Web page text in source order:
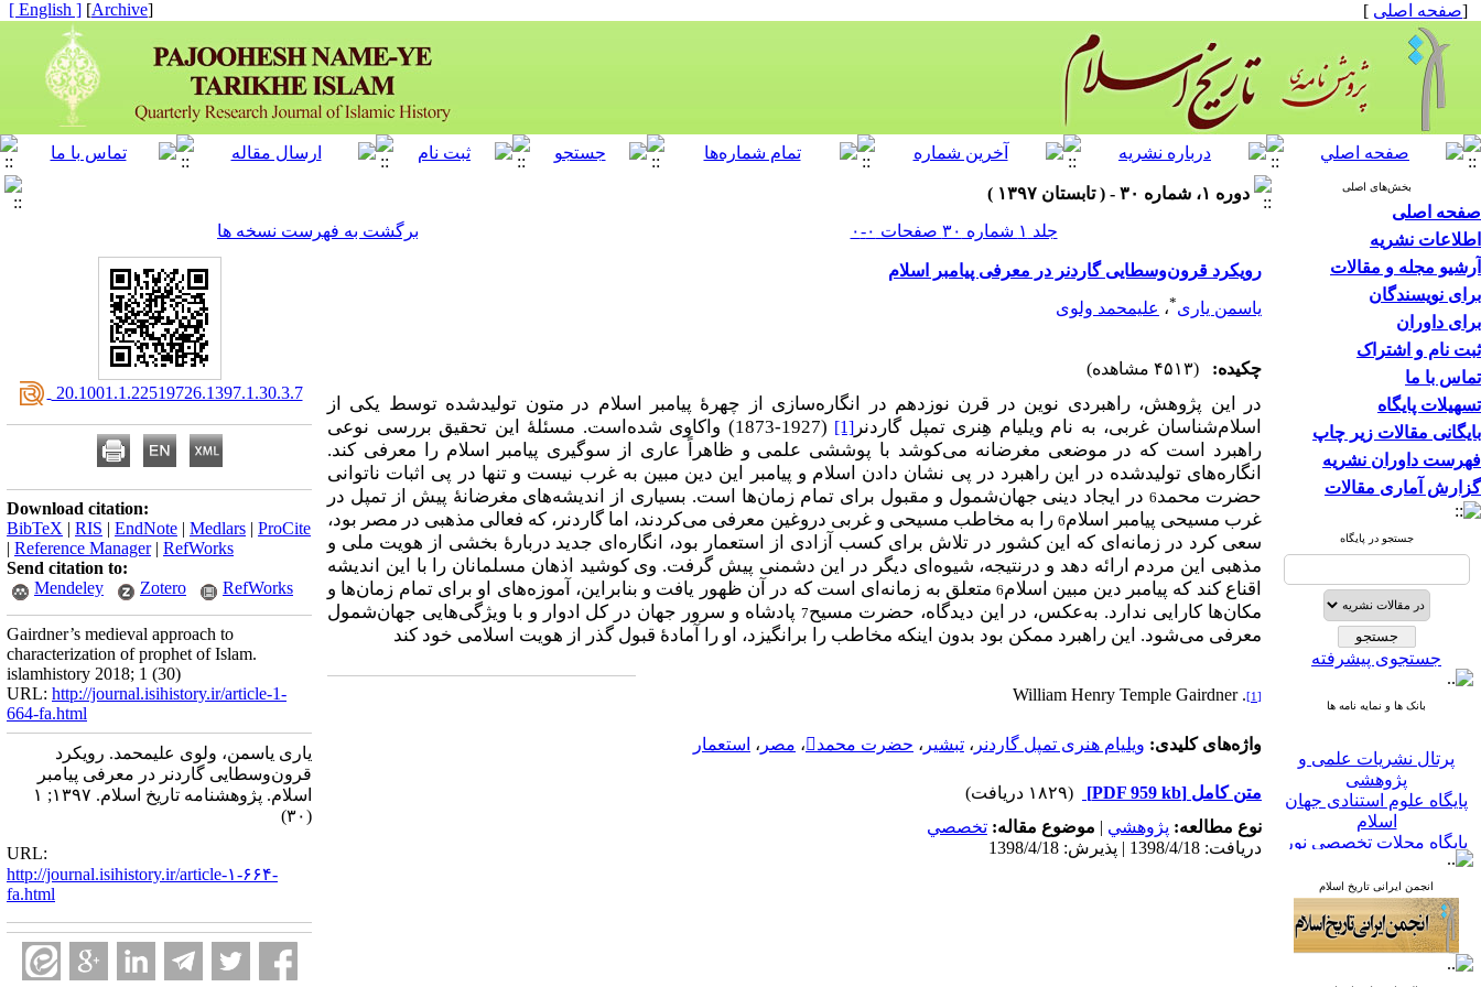
[صفحه اصلی ]
[
Archive
]
[ English ]
بخش‌های اصلی
صفحه اصلی
اطلاعات نشریه
آرشیو مجله و مقالات
برای نویسندگان
برای داوران
ثبت نام و اشتراک
تماس با ما
تسهیلات پایگاه
بایگانی مقالات زیر چاپ
فهرست داوران نشریه
گزارش آماری مقالات
جستجو در پایگاه
جستجوی پیشرفته
بانک ها و نمایه نامه ها
پرتال نشریات علمی و
پژوهشی
پایگاه علوم استنادی جهان
اسلام
پایگاه مجلات تخصصی نور
پایگاه مرکز اطلاعات جهاد
پرتال جامع علوم انسانی
بانک اطلاعات نشریات
کشور
google scholar
انجمن ایرانی تاریخ اسلام
دوره ۱، شماره ۳۰ - ( تابستان ۱۳۹۷ )
جلد ۱ شماره ۳۰ صفحات ۰-۰
برگشت به فهرست نسخه ها
رویکرد قرون‌وسطایی گاردنر در معرفی پیامبر اسلام
یاسمن یاری*، علیمحمد ولوی
چکیده: (۴۵۱۳ مشاهده)
در این پژوهش، راهبردی نوین در قرن نوزدهم در انگاره‌سازی از چهرۀ پیامبر اسلام در متون تولیدشده توسط یکی از
اسلام‌شناسان غربی، به نام ویلیام هِنری تمپل گاردنر [1]
(1873-1927) واکاوی شده‌است. مسئلۀ این تحقیق بررسی نوعی
راهبرد است که در موضعی مغرضانه می‌کوشد با پوششی علمی و ظاهراً عاری از سوگیری پیامبر اسلام را معرفی کند.
انگاره‌های تولیدشده در این راهبرد در پی نشان دادن اسلام و پیامبر این دین مبین به غرب نیست و تنها در پی اثبات ناتوانی
حضرت محمد6در ایجاد دینی جهان‌شمول و مقبول برای تمام زمان‌ها است. بسیاری از اندیشه‌های مغرضانۀ پیش از تمپل در
غرب مسیحی پیامبر اسلام6 را به مخاطب مسیحی و غربی دروغین معرفی می‌کردند، اما گاردنر، که فعالی مذهبی در مصر بود،
سعی کرد در زمانه‌ای که این کشور در تلاش برای کسب آزادی از استعمار بود، انگاره‌ای جدید دربارۀ بخشی از هویت ملی و
مذهبی این مردم ارائه دهد و درنتیجه، شیوه‌ای دیگر در این دشمنی پیش گرفت. وی کوشید اذهان مسلمانان را با این اندیشه
اقناع کند که پیامبر دین مبین اسلام6متعلق به زمانه‌ای است که در آن ظهور یافت و بنابراین، آموزه‌های او برای تمام زمان‌ها و
مکان‌ها کارایی ندارد. به‌عکس، در این دیدگاه، حضرت مسیح7 پادشاه و سرور جهان در کل ادوار و با ویژگی‌هایی جهان‌شمول
معرفی می‌شود. این راهبرد ممکن بود بدون اینکه مخاطب را برانگیزد، او را آمادۀ قبول گذر از هویت اسلامی خود کند
[1]
. William Henry Temple Gairdner
واژه‌های کلیدی: ویلیام هنری تمپل گاردنر ، تبشیر ، حضرت محمد ، مصر ، استعمار
متن کامل [PDF 959 kb]
(۱۸۲۹ دریافت)
نوع مطالعه: پژوهشي | موضوع مقاله: تخصصي
دریافت: 1398/4/18 | پذیرش: 1398/4/18
‎ 20.1001.1.22519726.1397.1.30.3.7
Download citation:
BibTeX | RIS | EndNote | Medlars | ProCite
| Reference Manager| RefWorks
Send citation to:
Mendeley
Zotero RefWorks
Gairdner’s medieval approach to
characterization of prophet of Islam.
islamhistory 2018; 1 (30)
URL: http://journal.isihistory.ir/article-1-
664-fa.html
یاری یاسمن، ولوی علیمحمد. رویکرد
قرون‌وسطایی گاردنر در معرفی پیامبر
اسلام. پژوهشنامه تاریخ اسلام. ۱۳۹۷; ۱
(۳۰)
URL:
http://journal.isihistory.ir/article-۱-۶۶۴-
fa.html